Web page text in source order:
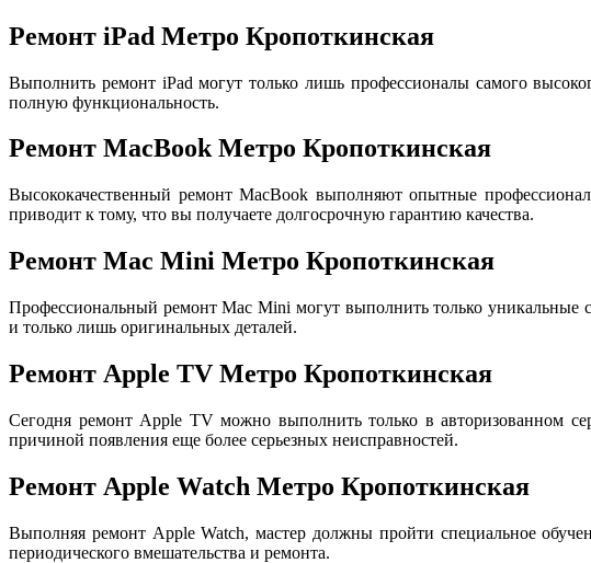
Ремонт iPad Метро Кропоткинская
Выполнить ремонт iPad могут только лишь профессионалы самого
полную функциональность.
Ремонт MacBook Метро Кропоткинская
Высококачественный ремонт MacBook выполняют опытные
приводит к тому, что вы получаете долгосрочную гарантию качества.
Ремонт Mac Mini Метро Кропоткинская
Профессиональный ремонт Mac Mini могут выполнить только
и только лишь оригинальных деталей.
Ремонт Apple TV Метро Кропоткинская
Сегодня ремонт Apple TV можно выполнить только в авторизованном
причиной появления еще более серьезных неисправностей.
Ремонт Apple Watch Метро Кропоткинская
Выполняя ремонт Apple Watch, мастер должны пройти специальное
периодического вмешательства и ремонта.